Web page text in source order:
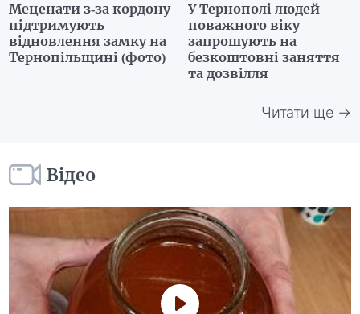
Меценати з-за кордону
підтримують
відновлення замку на
Тернопільщині (фото)
У Тернополі людей
поважного віку
запрошують на
безкоштовні заняття
та дозвілля
Читати ще →
Відео